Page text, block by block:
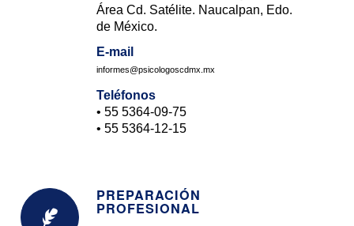
Área Cd. Satélite. Naucalpan, Edo.
de México.
E-mail
informes@psicologoscdmx.mx
Teléfonos
• 555364-09-75
• 555364-12-15
PREPARACIÓN
PROFESIONAL